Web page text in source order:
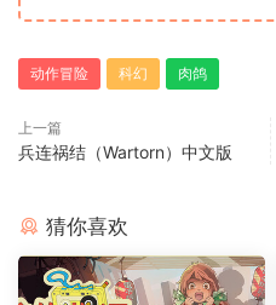
动作冒险 科幻 肉鸽
上一篇
兵连祸结（Wartorn）中文版
猜你喜欢